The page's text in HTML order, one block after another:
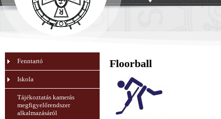
Fenntartó
Iskola
Tájékoztatás kamerás
megfigyelőrendszer
alkalmazásáról
Floorball